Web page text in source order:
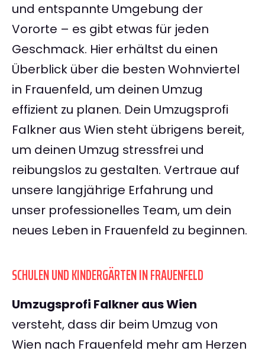
und entspannte Umgebung der
Vororte – es gibt etwas für jeden
Geschmack. Hier erhältst du einen
Überblick über die besten Wohnviertel
in Frauenfeld, um deinen Umzug
effizient zu planen. Dein Umzugsprofi
Falkner aus Wien steht übrigens bereit,
um deinen Umzug stressfrei und
reibungslos zu gestalten. Vertraue auf
unsere langjährige Erfahrung und
unser professionelles Team, um dein
neues Leben in Frauenfeld zu beginnen.
SCHULEN UND KINDERGÄRTEN IN FRAUENFELD
Umzugsprofi Falkner aus Wien
versteht, dass dir beim Umzug von
Wien nach Frauenfeld mehr am Herzen